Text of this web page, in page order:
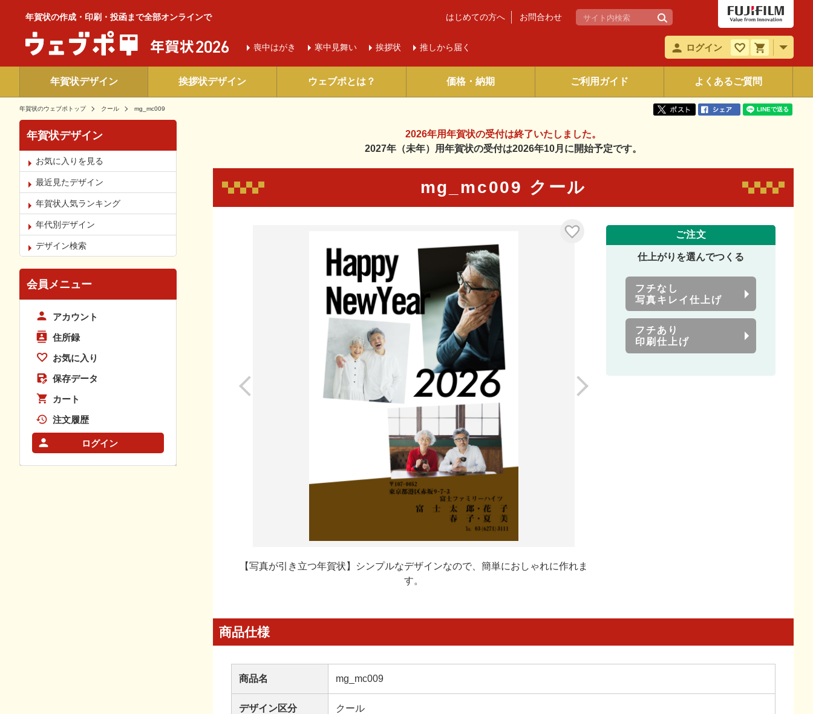
年賀状の作成・印刷・投函まで全部オンラインで
喪中はがき 寒中 見舞い 挨拶状 推しから届く
はじめての方へ お問合わせ
ログイン
年賀状デザイン 挨拶状デザイン ウェブポとは？ 価格・納期 ご利用ガイド よくあるご質問
年賀状のウェブポトップ クール mg_mc009
2026年用年賀状の受付は終了いたしました。
2027年（未年）用年賀状の受付は2026年10月に開始予定です。
mg_mc009 クール
【写真が引き立つ年賀状】シンプルなデザインなので、簡単におしゃれに作れま
す。
ご注文
仕上がりを選んでつくる
フチなし
写真キレイ仕上げ
フチあり
印刷仕上げ
商品仕様
商品名 mg_mc009
デザイン区分 クール
年賀状デザイン
お気に入りを見る
最近見たデザイン
年賀状人気ランキング
年代別デザイン
デザイン検索
会員メニュー
アカウント
住所録
お気に入り
保存データ
カート
注文履歴
ログイン